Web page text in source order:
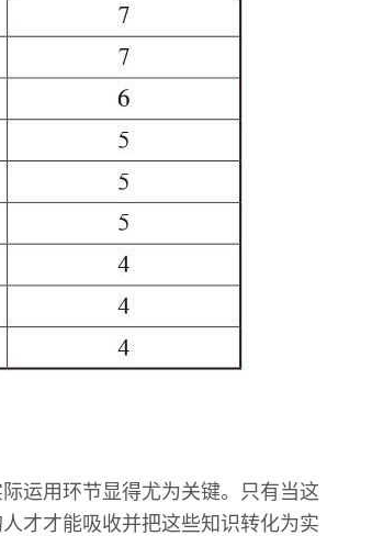
运用环节显得尤为关键。只有当这
才才能吸收并把这些知识转化为实